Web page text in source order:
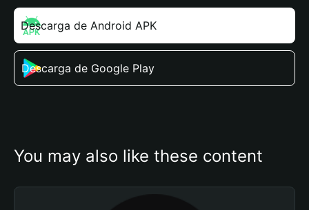
Descarga de Android APK
Descarga de Google Play
You may also like these content